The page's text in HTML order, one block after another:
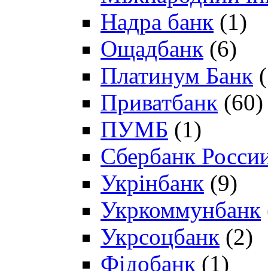
Надра банк (1)
Ощадбанк (6)
Платинум Банк
Приватбанк (60)
ПУМБ (1)
Сбербанк
Укрінбанк (9)
Укркоммунбанк
Укрсоцбанк (2)
Фідобанк (1)